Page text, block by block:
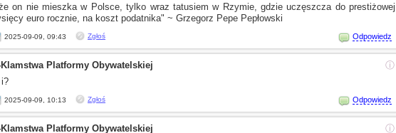
on nie mieszkaw Polsce, tylko wraz tatusiemw Rzymie, gdzie uczęszcza do prestiżowej
euro rocznie, na koszt podatnika" ~ Grzegorz Pepe Pepłowski
2025-09-09, 09:43 Zgłoś Odpowiedz
ⓘ
Platformy Obywatelskiej
2025-09-09, 10:13 Zgłoś Odpowiedz
ⓘ
Platformy Obywatelskiej